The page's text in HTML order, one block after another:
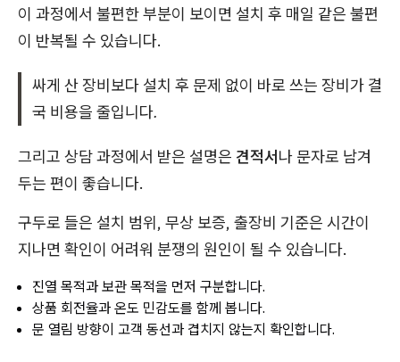
이 과정에서 불편한 부분이 보이면 설치 후 매일 같은 불편
이 반복될 수 있습니다.
싸게 산 장비보다 설치 후 문제 없이 바로 쓰는 장비가 결
국 비용을 줄입니다.
그리고 상담 과정에서 받은 설명은 견적서나 문자로 남겨
두는 편이 좋습니다.
구두로 들은 설치 범위, 무상 보증, 출장비 기준은 시간이
지나면 확인이 어려워 분쟁의 원인이 될 수 있습니다.
진열 목적과 보관 목적을 먼저 구분합니다.
상품 회전율과 온도 민감도를 함께 봅니다.
문 열림 방향이 고객 동선과 겹치지 않는지 확인합니다.